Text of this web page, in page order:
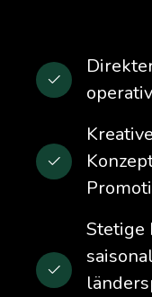
Stetige